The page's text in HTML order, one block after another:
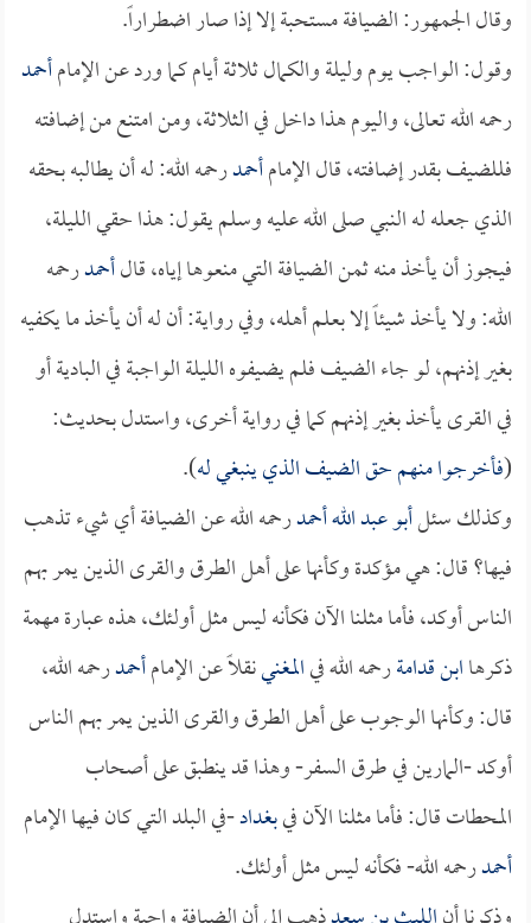
وقال الجمهور: الضيافة مستحبة إلا إذا صار اضطراراً.
وقول: الواجب يوم وليلة والكمال ثلاثة أيام كما ورد عن الإمامأحمد
رحمه الله تعالى، واليوم هذا داخل في الثلاثة، ومن امتنع من إضافته
فللضيف بقدر إضافته، قال الإمامأحمدرحمه الله: له أن يطالبه بحقه
الذي جعله له النبي صلى الله عليه وسلم يقول: هذا حقي الليلة،
فيجوز أن يأخذ منه ثمن الضيافة التي منعوها إياه، قالأحمدرحمه
الله: ولا يأخذ شيئاً إلا بعلم أهله، وفي رواية: أن له أن يأخذ ما يكفيه
بغير إذنهم، لو جاء الضيف فلم يضيفوه الليلة الواجبة في البادية أو
في القرى يأخذ بغير إذنهم كما في رواية أخرى، واستدل بحديث:
(فأخرجوا منهم حق الضيف الذي ينبغي له).
وكذلك سئلأبو عبد الله أحمدرحمه الله عن الضيافة أي شيء تذهب
فيها؟ قال: هي مؤكدة وكأنها على أهل الطرق والقرى الذين يمر بهم
الناس أوكد، فأما مثلنا الآن فكأنه ليس مثل أولئك، هذه عبارة مهمة
ذكرهاابن قدامةرحمه الله فيالمغنينقلاً عن الإمامأحمدرحمه الله،
قال: وكأنها الوجوب على أهل الطرق والقرى الذين يمر بهم الناس
أوكد -المارين في طرق السفر- وهذا قد ينطبق على أصحاب
المحطات قال: فأما مثلنا الآن فيبغداد-في البلد التي كان فيها الإمام
أحمدرحمه الله- فكأنه ليس مثل أولئك.